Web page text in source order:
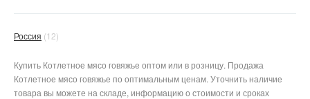
Россия (12)
Купить Котлетное мясо говяжье оптом или в розницу. Продажа
Котлетное мясо говяжье по оптимальным ценам. Уточнить наличие
товара вы можете на складе, информацию о стоимости и сроках